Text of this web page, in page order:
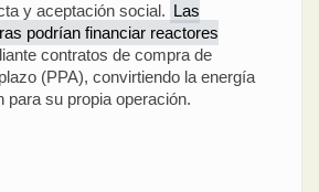
y aceptación social. Las
podrían financiar reactores
contratos de compra de
(PPA), convirtiendo la energía
para su propia operación.